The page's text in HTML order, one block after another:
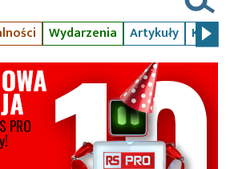
Wydarzenia Artykuły Kursy